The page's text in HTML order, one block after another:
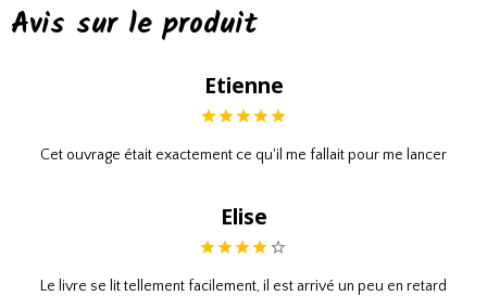
Avis sur le produit
Etienne
Cet ouvrage était exactement ce qu'il me fallait pour me lancer
Elise
Le livre se lit tellement facilement, il est arrivé un peu en retard